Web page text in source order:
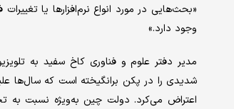
«بحث‌هایی در مورد انواع نرم‌افزارها یا
وجود دارد.»
مدیر دفتر علوم و فناوری کاخ سفید به
شدیدی را در پکن برانگیخته است که سال‌ها
اعتراض می‌کرد. دولت چین به‌ویژه نسبت به